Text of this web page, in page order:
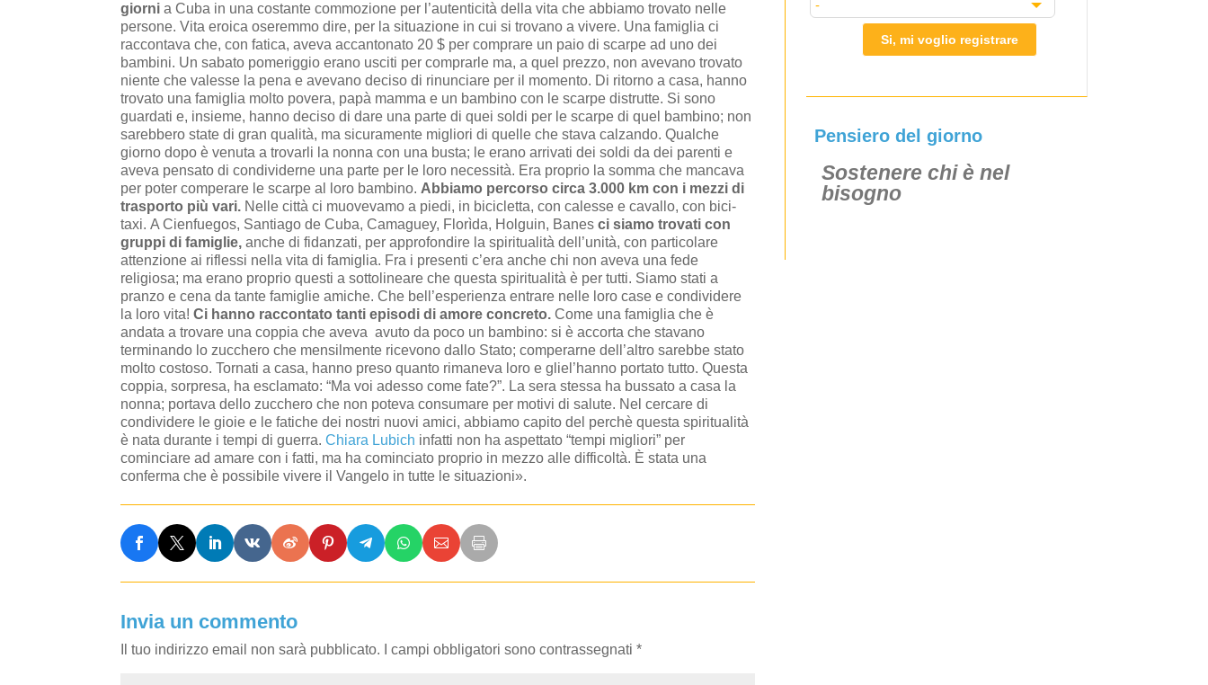
giorni a Cuba in una costante commozione per l’autenticità della vita che abbiamo trovato nelle
persone. Vita eroica oseremmo dire, per la situazione in cui si trovano a vivere. Una famiglia ci
raccontava che, con fatica, aveva accantonato 20 $ per comprare un paio di scarpe ad uno dei
bambini. Un sabato pomeriggio erano usciti per comprarle ma, a quel prezzo, non avevano trovato
niente che valesse la pena e avevano deciso di rinunciare per il momento. Di ritorno a casa, hanno
trovato una famiglia molto povera, papà mamma e un bambino con le scarpe distrutte. Si sono
guardati e, insieme, hanno deciso di dare una parte di quei soldi per le scarpe di quel bambino; non
sarebbero state di gran qualità, ma sicuramente migliori di quelle che stava calzando. Qualche
giorno dopo è venuta a trovarli la nonna con una busta; le erano arrivati dei soldi da dei parenti e
aveva pensato di condividerne una parte per le loro necessità. Era proprio la somma che mancava
per poter comperare le scarpe al loro bambino. Abbiamo percorso circa 3.000 km con i mezzi di
trasporto più vari. Nelle città ci muovevamo a piedi, in bicicletta, con calesse e cavallo, con bici-
taxi.A Cienfuegos, Santiago de Cuba, Camaguey, Florìda, Holguin, Banesci siamo trovati con
gruppi di famiglie, anche di fidanzati, per approfondire la spiritualità dell’unità, con particolare
attenzione ai riflessi nella vita di famiglia. Fra i presenti c’era anche chi non aveva una fede
religiosa; ma erano proprio questi a sottolineare che questa spiritualità è per tutti. Siamo stati a
pranzo e cena da tante famiglie amiche. Che bell’esperienza entrare nelle loro case e condividere
la loro vita!Ci hanno raccontato tanti episodi di amore concreto. Come una famiglia che è
andata a trovare una coppia che aveva avuto da poco un bambino: si è accorta che stavano
terminando lo zucchero che mensilmente ricevono dallo Stato; comperarne dell’altro sarebbe stato
molto costoso. Tornati a casa, hanno preso quanto rimaneva loro e gliel’hanno portato tutto. Questa
coppia, sorpresa, ha esclamato: “Ma voi adesso come fate?”. La sera stessa ha bussato a casa la
nonna; portava dello zucchero che non poteva consumare per motivi di salute. Nel cercare di
condividere le gioie e le fatiche dei nostri nuovi amici, abbiamo capito del perchè questa spiritualità
è nata durante i tempi di guerra.Chiara Lubich infatti non ha aspettato “tempi migliori” per
cominciare ad amare con i fatti, ma ha cominciato proprio in mezzo alle difficoltà. È stata una
conferma che è possibile vivere il Vangelo in tutte le situazioni».
Invia un commento
Il tuo indirizzo email non sarà pubblicato. I campi obbligatori sono contrassegnati*
Si, mi voglio registrare
Pensiero del giorno
Sostenere chi è nel
bisogno